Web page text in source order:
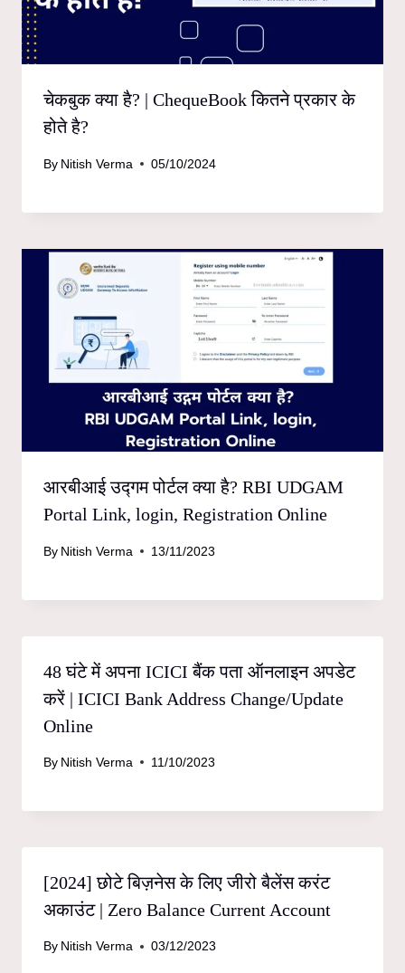
चेकबुक क्या है? | ChequeBook कितने प्रकार के
होते है?
By Nitish Verma 05/10/2024
आरबीआई उद्गम पोर्टल क्या है? RBI UDGAM
Portal Link, login, Registration Online
By Nitish Verma 13/11/2023
48 घंटे में अपना ICICI बैंक पता ऑनलाइन अपडेट
करें | ICICI Bank Address Change/Update
Online
By Nitish Verma 11/10/2023
[2024] छोटे बिज़नेस के लिए जीरो बैलेंस करंट
अकाउंट | Zero Balance Current Account
By Nitish Verma 03/12/2023